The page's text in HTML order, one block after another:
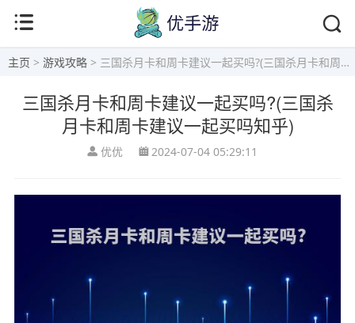
主页 > 游戏攻略 > 三国杀月卡和周卡建议一起买吗?(三国杀月卡和周卡建议一起买吗知乎)
三国杀月卡和周卡建议一起买吗?(三国杀
月卡和周卡建议一起买吗知乎)
优优 2024-07-04 05:29:11